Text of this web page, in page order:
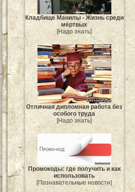
Кладбище Манилы - Жизнь среди
мёртвых
[Надо знать]
Отличная дипломная работа без
особого труда
[Надо знать]
Промокоды: где получить и как
использовать
[Познавательные новости]